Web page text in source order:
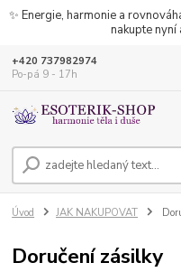
✨ Energie, harmonie a
nakupte
+420 737982974
Po-pá 9 - 17h
Úvod JAK NAKUPOVAT
Doručení zásilky